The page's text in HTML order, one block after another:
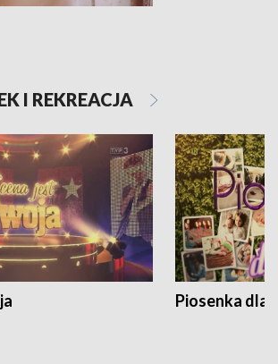
I REKREACJA
Piosenka dla